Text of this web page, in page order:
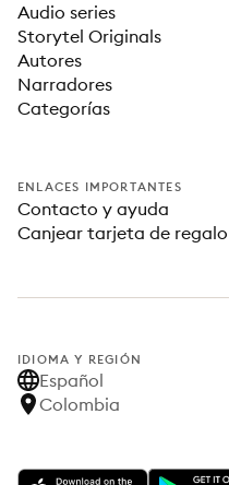
Audio series
Storytel Originals
Autores
Narradores
Categorías
ENLACES IMPORTANTES
Contacto y ayuda
Canjear tarjeta de regalo
IDIOMA Y REGIÓN
Español
Colombia